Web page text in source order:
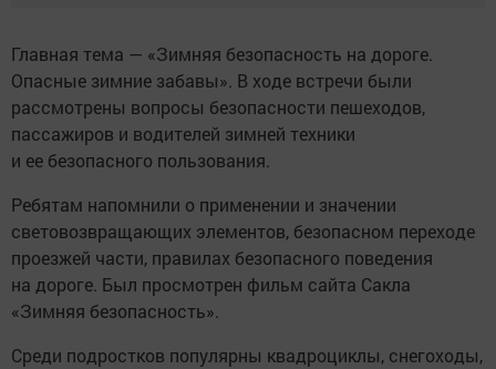
Главная тема — «Зимняя безопасность на дороге.
Опасные зимние забавы». В ходе встречи были
рассмотрены вопросы безопасности пешеходов,
пассажиров и водителей зимней техники
и ее безопасного пользования.
Ребятам напомнили о применении и значении
световозвращающих элементов, безопасном переходе
проезжей части, правилах безопасного поведения
на дороге. Был просмотрен фильм сайта Сакла
«Зимняя безопасность».
Среди подростков популярны квадроциклы, снегоходы,